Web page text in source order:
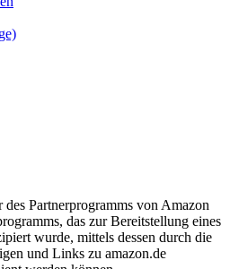
Partnerprogramms von Amazon
das zur Bereitstellung eines
wurde, mittels dessen durch die
und Links zu amazon.de